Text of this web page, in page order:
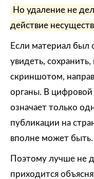
Но удаление не
действие
Если материал был
увидеть,
скриншотом,
органы. В цифровой
означает только
публикации на
вполне может быть.
Поэтому лучше не
приходится